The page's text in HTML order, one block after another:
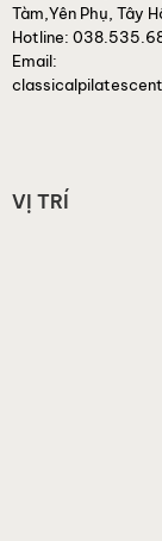
Tàm,Yên Phụ, Tây
Hotline:
Email:
VỊ TRÍ